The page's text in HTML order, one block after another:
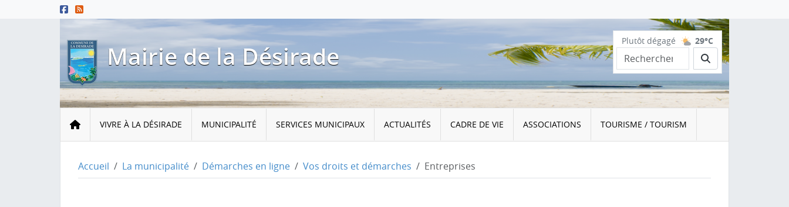
Menu principal
Contenu principal
Mairie de la Désirade
Plutôt dégagé 29°C
Rechercher
AccueilVIVRE À LA DÉSIRADE MUNICIPALITÉ SERVICES MUNICIPAUX ACTUALITÉS CADRE DE VIE ASSOCIATIONS TOURISME / TOURISM
Accueil La municipalité Démarches en ligne Vos droits et démarches Entreprises